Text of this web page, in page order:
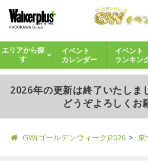
エリアから探
す
イベント
カレンダー
イベント
ランキン
2026年の更新は終了いたしま
どうぞよろしくお
GW(ゴールデンウィーク)2026 東